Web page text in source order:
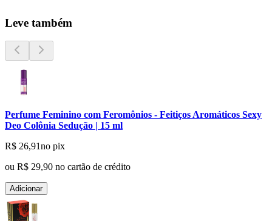
Leve também
Perfume Feminino com Feromônios - Feitiços Aromáticos Sexy
Deo Colônia Sedução | 15 ml
R$ 26,91no pix
ou R$ 29,90 no cartão de crédito
Adicionar